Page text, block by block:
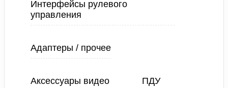
Интерфейсы рулевого
управления
Адаптеры / прочее
Аксессуары видео ПДУ